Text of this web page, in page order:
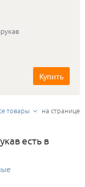
Купить
товары на странице
есть в